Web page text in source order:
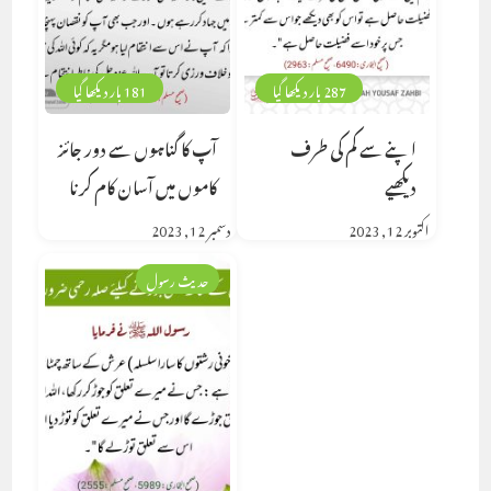
181 بار دیکھا گیا
آپ کا گناہوں سے دور جائز
کاموں میں آسان کام کرنا
دسمبر 12, 2023
287 بار دیکھا گیا
اپنے سے کم کی طرف
دیکھیے
اکتوبر 12, 2023
حدیث رسول